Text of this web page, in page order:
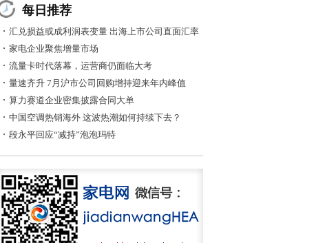
每日推荐
汇兑损益或成利润表变量 出海上市公司直面汇率
风控大考
家电企业聚焦增量市场
流量卡时代落幕，运营商仍面临大考
量速齐升 7月沪市公司回购增持迎来年内峰值
算力赛道企业密集披露合同大单
中国空调热销海外 这波热潮如何持续下去？
段永平回应“减持”泡泡玛特